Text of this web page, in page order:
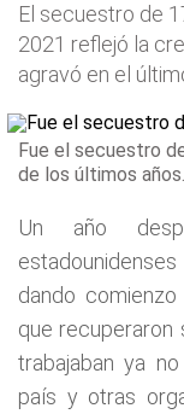
El secuestro de
2021 reflejó la
agravó en el
Fue el secuestro
de los últimos años.
Un año
dando
que recuperaron
trabajaban ya
país y otras